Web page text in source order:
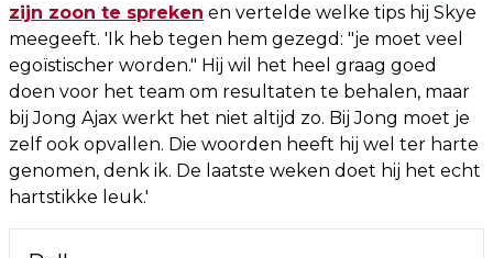
zijn zoon te spreken en vertelde welke tips hij Skye
meegeeft. 'Ik heb tegen hem gezegd: "je moet veel
egoïstischer worden." Hij wil het heel graag goed
doen voor het team om resultaten te behalen, maar
bij Jong Ajax werkt het niet altijd zo. Bij Jong moet je
zelf ook opvallen. Die woorden heeft hij wel ter harte
genomen, denk ik. De laatste weken doet hij het echt
hartstikke leuk.'